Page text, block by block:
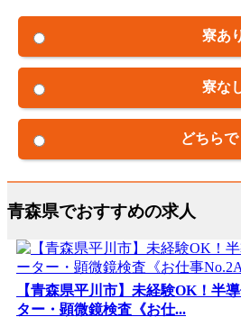
寮あ
寮な
どちら
青森県でおすすめの求人
【青森県平川市】未経験OK！半
ター・顕微鏡検査《お仕...